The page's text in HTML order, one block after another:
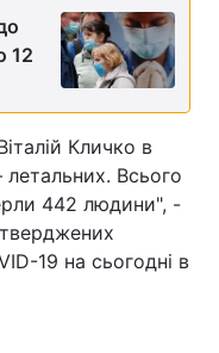
12
Кличко в
летальних. Всього
442 людини", -
19 на сьогодні в